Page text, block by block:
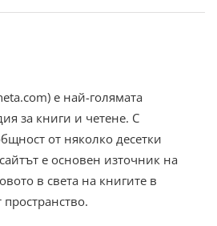
е най-голямата
за книги и четене. С
от няколко десетки
е основен източник на
в света на книгите в